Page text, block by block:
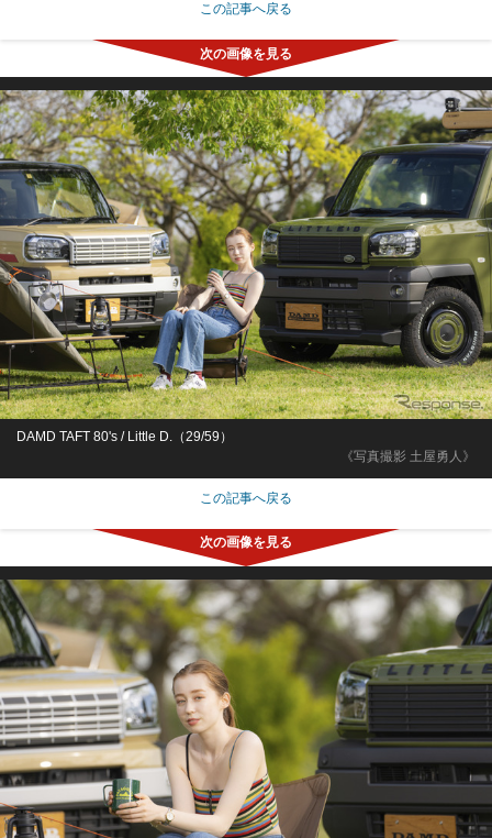
この記事へ戻る
《写真撮影 土屋勇人》
DAMD TAFT 80's / Little D.（29/59）
この記事へ戻る